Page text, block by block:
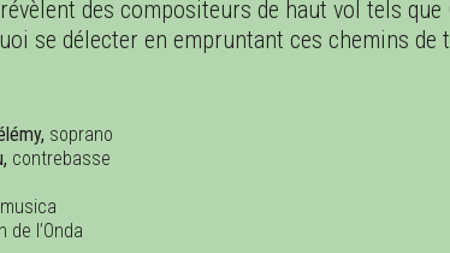
des compositeurs de haut vol tels que
se délecter en empruntant ces chemins de
soprano
contrebasse
de l’Onda